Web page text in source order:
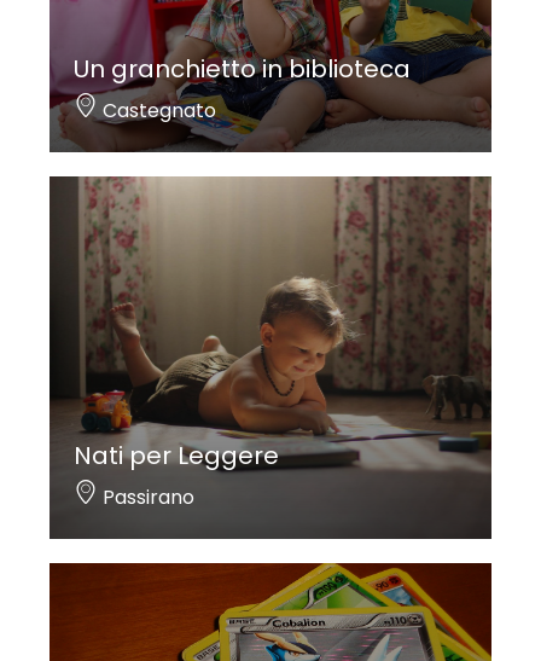
Un granchietto in biblioteca
Castegnato
Nati per Leggere
Passirano